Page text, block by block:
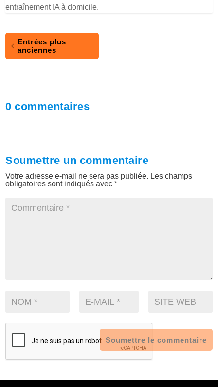
entraînement IA à domicile.
Entrées plus
anciennes
0 commentaires
Soumettre un commentaire
Votre adresse e-mail ne sera pas publiée. Les champs
obligatoires sont indiqués avec*
Soumettre le commentaire